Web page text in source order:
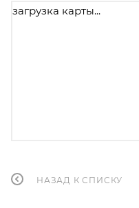
загрузка карты...
НАЗАД К СПИСКУ